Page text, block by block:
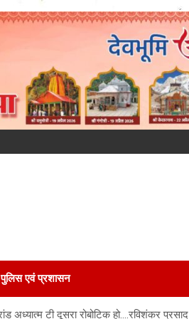
पुलिस एवं प्रशासन
अध्यात्म टी दूसरा रोबोटिक हो….रविशंकर प्रसाद